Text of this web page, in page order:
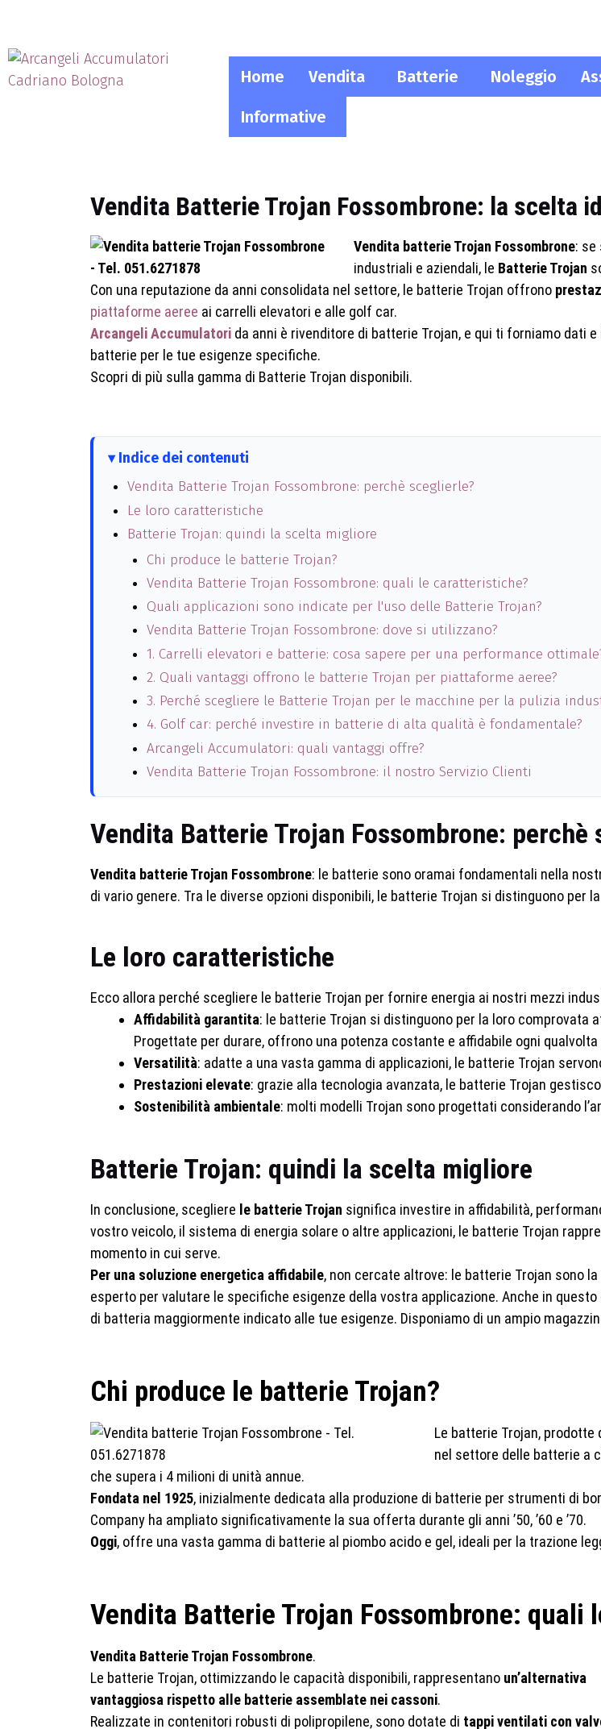
Home Vendita Batterie Noleggio
Informative
Vendita Batterie Trojan Fossombrone: la scelta
Vendita batterie Trojan Fossombrone: se
industriali e aziendali, le Batterie Trojan
Con una reputazione da anni consolidata nel settore, le batterie Trojan offrono
piattaforme aeree ai carrelli elevatori e alle golf car.
Arcangeli Accumulatori da anni è rivenditore di batterie Trojan, e qui ti forniamo dati
batterie per le tue esigenze specifiche.
Scopri di più sulla gamma di Batterie Trojan disponibili.
Indice dei contenuti
Vendita Batterie Trojan Fossombrone: perchè sceglierle?
Le loro caratteristiche
Batterie Trojan: quindi la scelta migliore
Chi produce le batterie Trojan?
Vendita Batterie Trojan Fossombrone: quali le caratteristiche?
Quali applicazioni sono indicate per l'uso delle Batterie Trojan?
Vendita Batterie Trojan Fossombrone: dove si utilizzano?
1. Carrelli elevatori e batterie: cosa sapere per una performance
2. Quali vantaggi offrono le batterie Trojan per piattaforme aeree?
3. Perché scegliere le Batterie Trojan per le macchine per la pulizia
4. Golf car: perché investire in batterie di alta qualità è fondamentale?
Arcangeli Accumulatori: quali vantaggi offre?
Vendita Batterie Trojan Fossombrone: il nostro Servizio Clienti
Vendita Batterie Trojan Fossombrone: perchè
Vendita batterie Trojan Fossombrone: le batterie sono oramai fondamentali nella
di vario genere. Tra le diverse opzioni disponibili, le batterie Trojan si distinguono per
Le loro caratteristiche
Ecco allora perché scegliere le batterie Trojan per fornire energia ai nostri mezzi
Affidabilità garantita: le batterie Trojan si distinguono per la loro comprovata
Progettate per durare, offrono una potenza costante e affidabile ogni qualvolta
Versatilità: adatte a una vasta gamma di applicazioni, le batterie Trojan
Prestazioni elevate: grazie alla tecnologia avanzata, le batterie Trojan
Sostenibilità ambientale: molti modelli Trojan sono progettati considerando
Batterie Trojan: quindi la scelta migliore
In conclusione, scegliere le batterie Trojan significa investire in affidabilità,
vostro veicolo, il sistema di energia solare o altre applicazioni, le batterie Trojan
momento in cui serve.
Per una soluzione energetica affidabile, non cercate altrove: le batterie Trojan sono
esperto per valutare le specifiche esigenze della vostra applicazione. Anche in questo
di batteria maggiormente indicato alle tue esigenze. Disponiamo di un ampio
Chi produce le batterie Trojan?
Le batterie Trojan, prodotte
nel settore delle batterie a
che supera i 4 milioni di unità annue.
Fondata nel 1925, inizialmente dedicata alla produzione di batterie per strumenti di
Company ha ampliato significativamente la sua offerta durante gli anni ’50, ’60 e ’70.
Oggi, offre una vasta gamma di batterie al piombo acido e gel, ideali per la trazione
Vendita Batterie Trojan Fossombrone: quali
Vendita Batterie Trojan Fossombrone.
Le batterie Trojan, ottimizzando le capacità disponibili, rappresentano un’alternativa
vantaggiosa rispetto alle batterie assemblate nei cassoni.
Realizzate in contenitori robusti di polipropilene, sono dotate di tappi ventilati con